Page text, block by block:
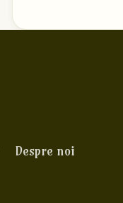
Despre noi